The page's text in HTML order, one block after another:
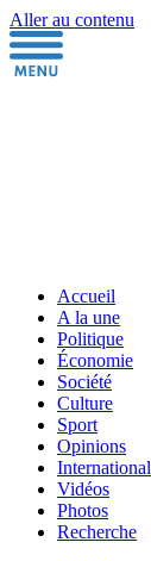
Aller au contenu
Accueil
A la une
Politique
Économie
Société
Culture
Sport
Opinions
International
Vidéos
Photos
Recherche